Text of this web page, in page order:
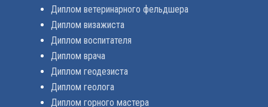
Диплом ветеринарного фельдшера
Диплом визажиста
Диплом воспитателя
Диплом врача
Диплом геодезиста
Диплом геолога
Диплом горного мастера